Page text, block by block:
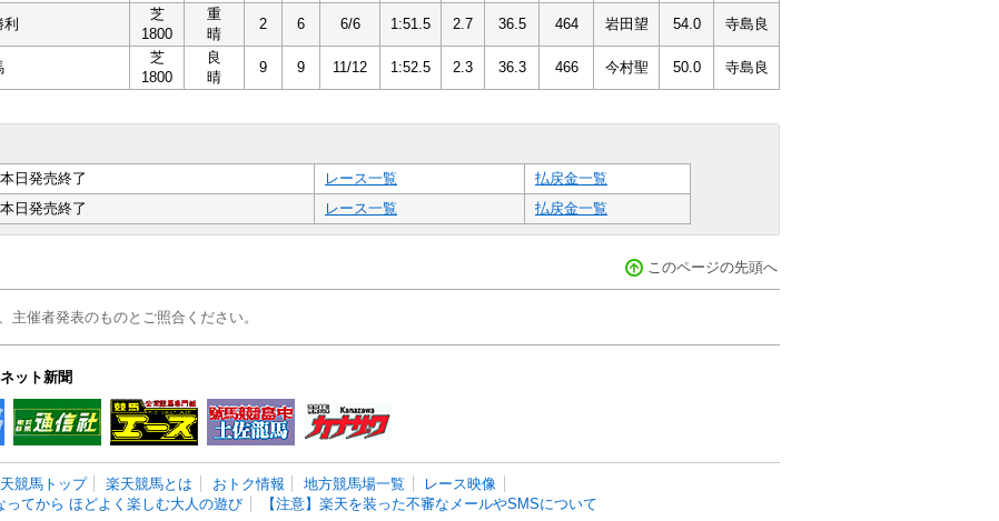
利
芝
1800
重
晴
2 6 6/6 1:51.5 2.7 36.5 464 岩田望 54.0 寺島良
芝
1800
良
晴
9 9 11/12 1:52.5 2.3 36.3 466 今村聖 50.0 寺島良
本日発売終了 レース一覧
払戻金一覧
本日発売終了 レース一覧 払戻金一覧
このページの先頭へ
催者発表のものとご照合ください。
ット新聞
競馬トップ 楽天競馬とは おトク情報 地方競馬場一覧
レース映像
ってから ほどよく楽しむ大人の遊び
【注意】楽天を装った不審なメールやSMSについて